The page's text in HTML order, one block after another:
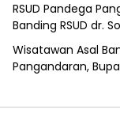
RSUD Pandega
Banding RSUD dr.
Wisatawan Asal
Pangandaran,